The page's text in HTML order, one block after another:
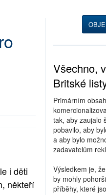
i děti
někteří
Všechno,
Britské
Primárním
tak, aby zaujalo
pobavilo, aby
a aby bylo
zadavatelům
Výsledkem je,
by mohly
příběhy, které